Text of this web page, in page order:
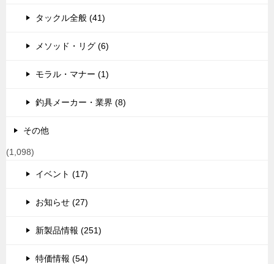
タックル全般 (41)
メソッド・リグ (6)
モラル・マナー (1)
釣具メーカー・業界 (8)
その他
(1,098)
イベント (17)
お知らせ (27)
新製品情報 (251)
特価情報 (54)